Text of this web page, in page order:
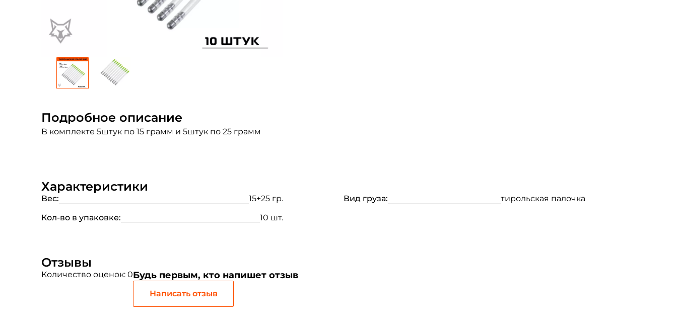
Подробное описание
В комплекте 5штук по 15 грамм и 5штук по 25 грамм
Характеристики
Вес: 15+25 гр. Вид груза:
тирольская палочка
Кол-во в упаковке:
10 шт.
Отзывы
Количество оценок: 0Будь первым, кто напишет отзыв
Написать отзыв
ФИО: *
Номер телефона: *